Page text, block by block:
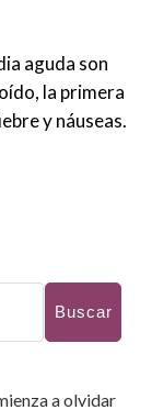
aguda son
la primera
y náuseas.
Buscar
a olvidar